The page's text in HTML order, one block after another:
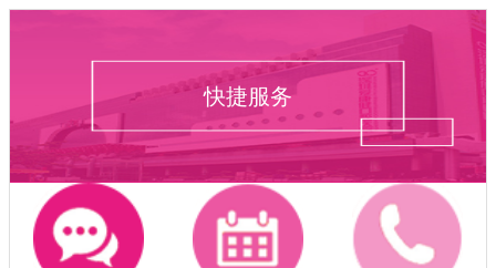
快捷服务